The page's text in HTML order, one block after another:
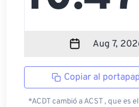
Copiar al
*ACDT cambió a ACST , que es